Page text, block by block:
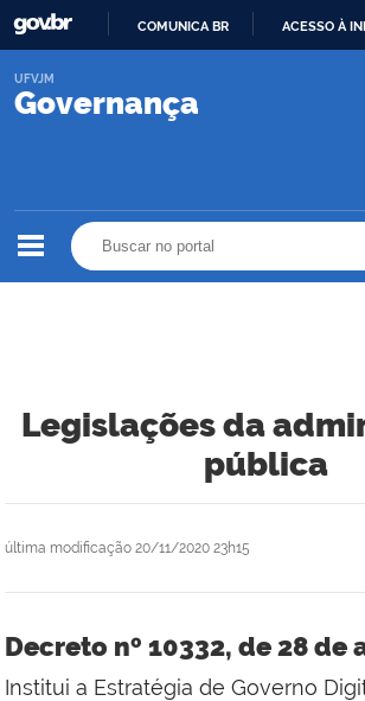
COMUNICA BR ACESSO À
Governança
UFVJM
Legislações da
pública
última modificação 20/11/2020 23h15
Decreto nº 10332, de 28 de
Institui a Estratégia de Governo